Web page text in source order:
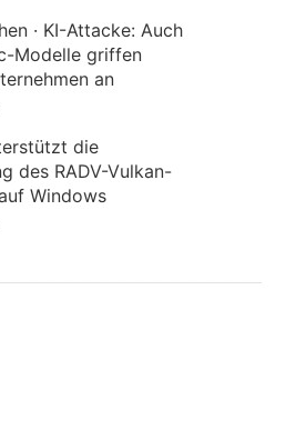
· KI-Attacke: Auch
Modelle griffen
an
die
des RADV-Vulkan-
Windows